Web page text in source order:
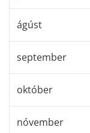
ágúst
september
október
nóvember